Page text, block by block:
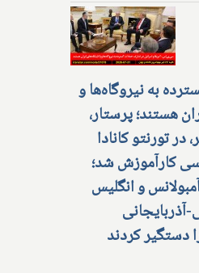
به نیروگاه‌ها و
هستند؛ پرستار،
در تورنتو کانادا
کارآموزش شد؛
و انگلیس
آذربایجانی
دستگیر کردند